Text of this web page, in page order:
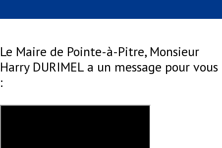
Le Maire de Pointe-à-Pitre, Monsieur
Harry DURIMEL a un message pour vous
: